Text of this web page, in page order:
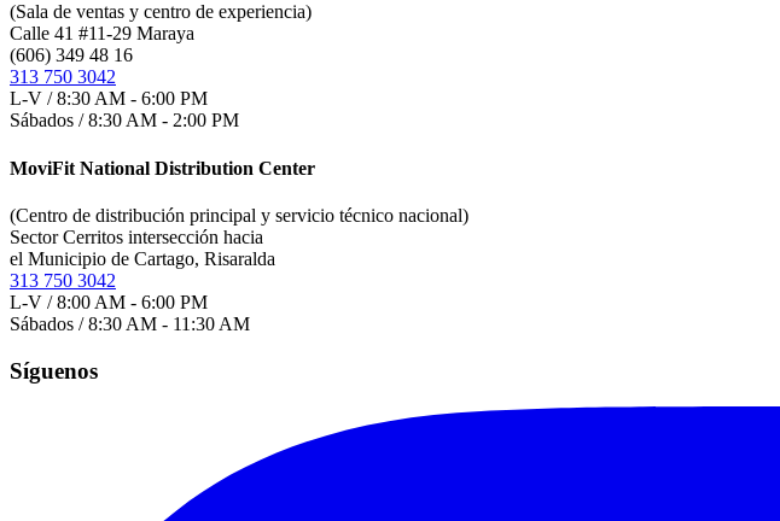
(Sala de ventas y centro de experiencia)
Calle 41 #11-29 Maraya
(606) 349 48 16
313 750 3042
L-V / 8:30 AM - 6:00 PM
Sábados / 8:30 AM - 2:00 PM
MoviFit National Distribution Center
(Centro de distribución principal y servicio técnico nacional)
Sector Cerritos intersección hacia
el Municipio de Cartago, Risaralda
313 750 3042
L-V / 8:00 AM - 6:00 PM
Sábados / 8:30 AM - 11:30 AM
Síguenos